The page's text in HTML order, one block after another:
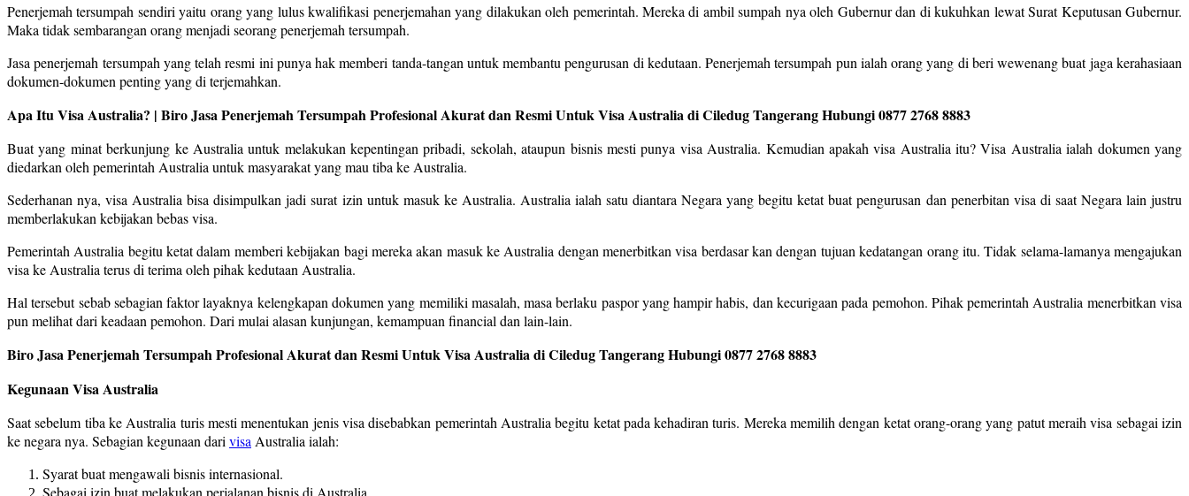
Penerjemah tersumpah sendiri yaitu orang yang lulus kwalifikasi penerjemahan yang dilakukan oleh pemerintah. Mereka di ambil sumpah nya oleh Gubernur dan di kukuhkan lewat Surat Keputusan Gubernur.
Maka tidak sembarangan orang menjadi seorang penerjemah tersumpah.
Jasa penerjemah tersumpah yang telah resmi ini punya hak memberi tanda-tangan untuk membantu pengurusan di kedutaan. Penerjemah tersumpah pun ialah orang yang di beri wewenang buat jaga kerahasiaan
dokumen-dokumen penting yang di terjemahkan.
Apa Itu Visa Australia? | Biro Jasa Penerjemah Tersumpah Profesional Akurat dan Resmi Untuk Visa Australia di Ciledug Tangerang Hubungi 0877 2768 8883
Buat yang minat berkunjung ke Australia untuk melakukan kepentingan pribadi, sekolah, ataupun bisnis mesti punya visa Australia. Kemudian apakah visa Australia itu? Visa Australia ialah dokumen yang
diedarkan oleh pemerintah Australia untuk masyarakat yang mau tiba ke Australia.
Sederhanan nya, visa Australia bisa disimpulkan jadi surat izin untuk masuk ke Australia. Australia ialah satu diantara Negara yang begitu ketat buat pengurusan dan penerbitan visa di saat Negara lain justru
memberlakukan kebijakan bebas visa.
Pemerintah Australia begitu ketat dalam memberi kebijakan bagi mereka akan masuk ke Australia dengan menerbitkan visa berdasar kan dengan tujuan kedatangan orang itu. Tidak selama-lamanya mengajukan
visa ke Australia terus di terima oleh pihak kedutaan Australia.
Hal tersebut sebab sebagian faktor layaknya kelengkapan dokumen yang memiliki masalah, masa berlaku paspor yang hampir habis, dan kecurigaan pada pemohon. Pihak pemerintah Australia menerbitkan visa
pun melihat dari keadaan pemohon. Dari mulai alasan kunjungan, kemampuan financial dan lain-lain.
Biro Jasa Penerjemah Tersumpah Profesional Akurat dan Resmi Untuk Visa Australia di Ciledug Tangerang Hubungi 0877 2768 8883
Kegunaan Visa Australia
Saat sebelum tiba ke Australia turis mesti menentukan jenis visa disebabkan pemerintah Australia begitu ketat pada kehadiran turis. Mereka memilih dengan ketat orang-orang yang patut meraih visa sebagai izin
ke negara nya. Sebagian kegunaan dari visa Australia ialah:
Syarat buat mengawali bisnis internasional.
Sebagai izin buat melakukan perjalanan bisnis di Australia